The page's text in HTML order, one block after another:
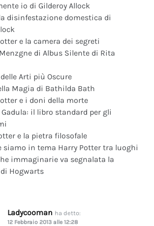
io di Gilderoy Allock
disinfestazione domestica di
e la camera dei segreti
di Albus Silente di Rita
Arti più Oscure
Magia di Bathilda Bath
e i doni della morte
il libro standard per gli
e la pietra filosofale
siamo in tema Harry Potter tra luoghi
immaginarie va segnalata la
Hogwarts
Ladycooman ha detto:
12 Febbraio 2013 alle 12:28